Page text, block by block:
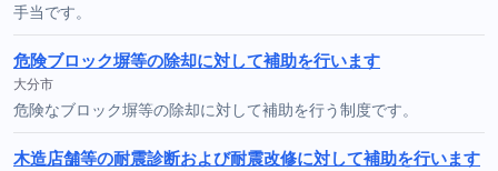
手当です。
危険ブロック塀等の除却に対して補助を行います
大分市
危険なブロック塀等の除却に対して補助を行う制度です。
木造店舗等の耐震診断および耐震改修に対して補助を行います